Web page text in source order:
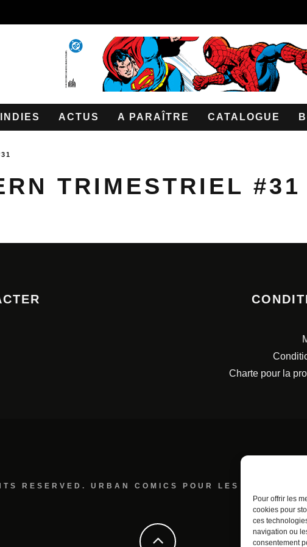
Pour offrir les
cookies pour
ces
navigation ou
consentement
INDIES ACTUS A PARAÎTRE CATALOGUE
TRIMESTRIEL #31
Charte pour la
RESERVED. URBAN COMICS POUR LES ÉDITIONS